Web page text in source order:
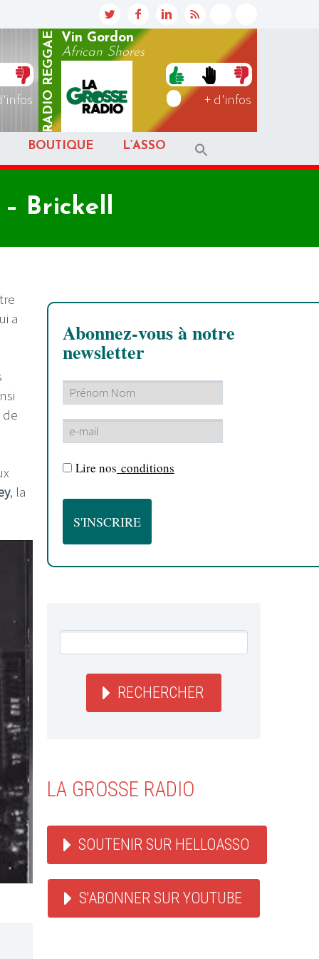
RADIO
REGGAE
Vin Gordon
African Shores
+ d'infos
BOUTIQUE L’ASSO
Brickell
a
, la
Abonnez-vous à notre
newsletter
Lire nos conditions
RECHERCHER
LA GROSSE RADIO
SOUTENIR SUR HELLOASSO
S'ABONNER SUR YOUTUBE